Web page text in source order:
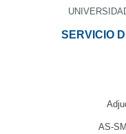
SERVICIO
AS-